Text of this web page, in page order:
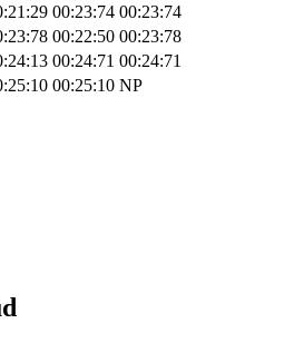
00:23:74 00:23:74
00:22:50 00:23:78
00:24:71 00:24:71
00:25:10 NP